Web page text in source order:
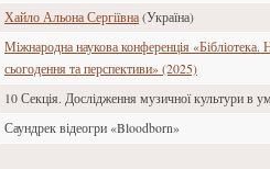
Хайло Альона Сергіївна (Україна)
Міжнародна наукова конференція «Бібліотека.
сьогодення та перспективи» (2025)
10 Секція. Дослідження музичної культури в
Саундрек відеогри «Bloodborn»